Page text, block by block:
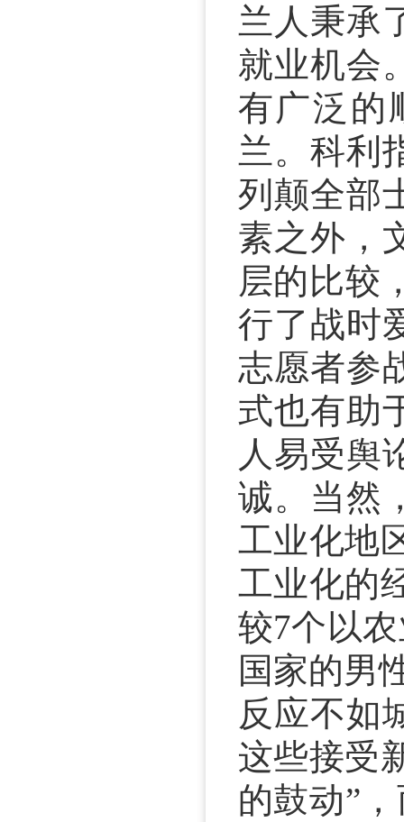
兰人秉承
就业机会
有广泛的
兰。科利
列颠全部
素之外，
层的比较
行了战时
志愿者参
式也有助
人易受舆
诚。当然
工业化地
工业化的
较7个以
国家的男
反应不如
这些接受
的鼓动”